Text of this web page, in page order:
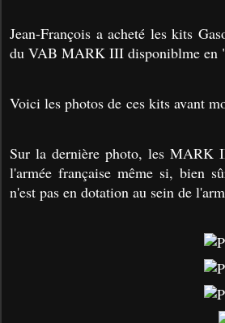
Jean-François a acheté les kits
du VAB MARK III disponiblme en
Voici les photos de ces kits avant
Sur la dernière photo, les MARK
l'armée française même si, bien
n'est pas en dotation au sein de